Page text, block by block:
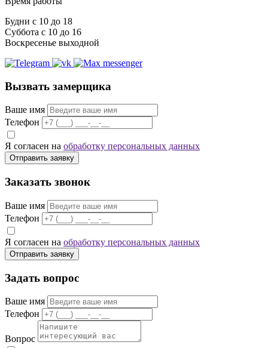
Будни с 10 до 18
Суббота с 10 до 16
Воскресенье выходной
Вызвать замерщика
Ваше имя
Телефон
Я согласен на обработку персональных данных
Отправить заявку
Заказать звонок
Ваше имя
Телефон
Я согласен на обработку персональных данных
Отправить заявку
Задать вопрос
Ваше имя
Телефон
Вопрос